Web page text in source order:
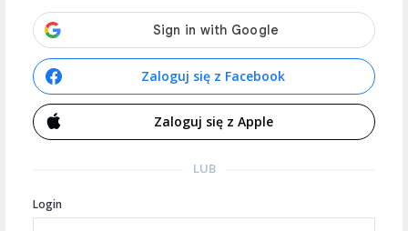
Zaloguj się z Facebook
Zaloguj się z Apple
LUB
Login